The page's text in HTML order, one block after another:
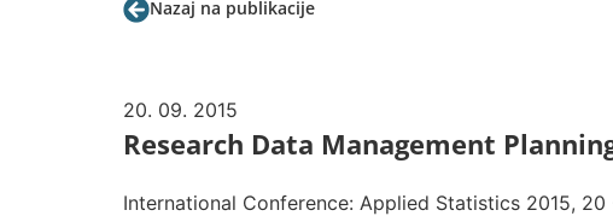
Nazaj na publikacije
20. 09. 2015
Research Data Management
International Conference: Applied Statistics 2015,